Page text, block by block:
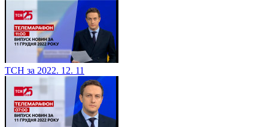
ТСН за 2022. 12. 11